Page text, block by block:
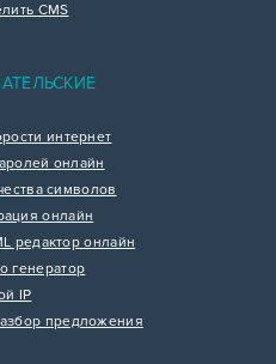
CMS
интернет
онлайн
символов
онлайн
редактор онлайн
генератор
IP
предложения